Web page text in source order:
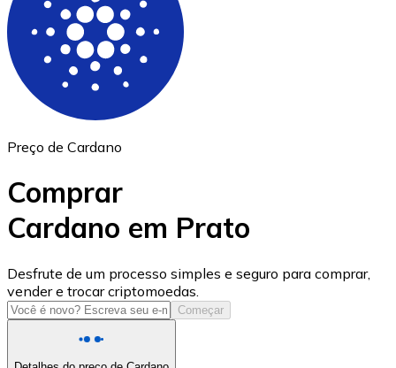
Ethereum
ETH
USD Coin
USDC
Preço de Cardano
Comprar
Cardano em Prato
Desfrute de um processo simples e seguro para comprar,
vender e trocar criptomoedas.
Começar